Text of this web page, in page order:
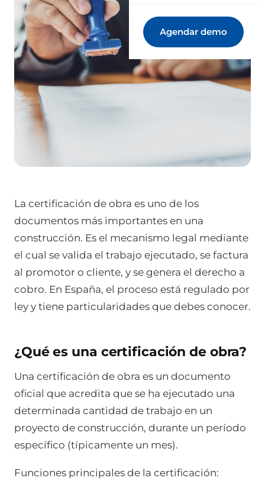
Agendar demo
La certificación de obra es uno de los
documentos más importantes en una
construcción. Es el mecanismo legal mediante
el cual se valida el trabajo ejecutado, se factura
al promotor o cliente, y se genera el derecho a
cobro. En España, el proceso está regulado por
ley y tiene particularidades que debes conocer.
¿Qué es una certificación de obra?
Una certificación de obra es un documento
oficial que acredita que se ha ejecutado una
determinada cantidad de trabajo en un
proyecto de construcción, durante un período
específico (típicamente un mes).
Funciones principales de la certificación: